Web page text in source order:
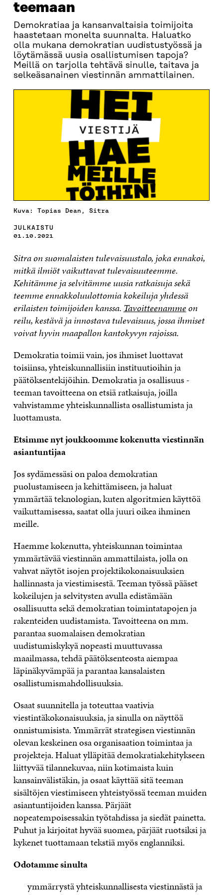
teemaan
Demokratiaa ja kansanvaltaisia toimijoita
haastetaan monelta suunnalta. Haluatko
olla mukana demokratian uudistustyössä ja
löytämässä uusia osallistumisen tapoja?
Meillä on tarjolla tehtävä sinulle, taitava ja
selkeäsanainen viestinnän ammattilainen.
Kuva: Topias Dean, Sitra
JULKAISTU
01.10.2021
Sitra on suomalaisten tulevaisuustalo, joka ennakoi,
mitkä ilmiöt vaikuttavat tulevaisuuteemme.
Kehitämme ja selvitämme uusia ratkaisuja sekä
teemme ennakkoluulottomia kokeiluja yhdessä
erilaisten toimijoiden kanssa. Tavoitteenammeon
reilu, kestävä ja innostava tulevaisuus, jossa ihmiset
voivat hyvin maapallon kantokyvyn rajoissa.
Demokratia toimii vain, jos ihmiset luottavat
toisiinsa, yhteiskunnallisiin instituutioihin ja
päätöksentekijöihin. Demokratia ja osallisuus -
teeman tavoitteena on etsiä ratkaisuja, joilla
vahvistamme yhteiskunnallista osallistumista ja
luottamusta.
Etsimme nyt joukkoomme kokenutta viestinnän
asiantuntijaa
Jos sydämessäsi on paloa demokratian
puolustamiseen ja kehittämiseen, ja haluat
ymmärtää teknologian, kuten algoritmien käyttöä
vaikuttamisessa, saatat olla juuri oikea ihminen
meille.
Haemme kokenutta, yhteiskunnan toimintaa
ymmärtävää viestinnän ammattilaista, jolla on
vahvat näytöt isojen projektikokonaisuuksien
hallinnasta ja viestimisestä. Teeman työssä pääset
kokeilujen ja selvitysten avulla edistämään
osallisuutta sekä demokratian toimintatapojen ja
rakenteiden uudistamista. Tavoitteena on mm.
parantaa suomalaisen demokratian
uudistumiskykyä nopeasti muuttuvassa
maailmassa, tehdä päätöksenteosta aiempaa
läpinäkyvämpää ja parantaa kansalaisten
osallistumismahdollisuuksia.
Osaat suunnitella ja toteuttaa vaativia
viestintäkokonaisuuksia, ja sinulla on näyttöä
onnistumisista. Ymmärrät strategisen viestinnän
olevan keskeinen osa organisaation toimintaa ja
projekteja. Haluat ylläpitää demokratiakehitykseen
liittyvää tilannekuvaa, niin kotimaista kuin
kansainvälistäkin, ja osaat käyttää sitä teeman
sisältöjen viestimiseen yhteistyössä teeman muiden
asiantuntijoiden kanssa. Pärjäät
nopeatempoisessakin työtahdissa ja siedät painetta.
Puhut ja kirjoitat hyvää suomea, pärjäät ruotsiksi ja
kykenet tuottamaan tekstiä myös englanniksi.
Odotamme sinulta
ymmärrystä yhteiskunnallisesta viestinnästä ja